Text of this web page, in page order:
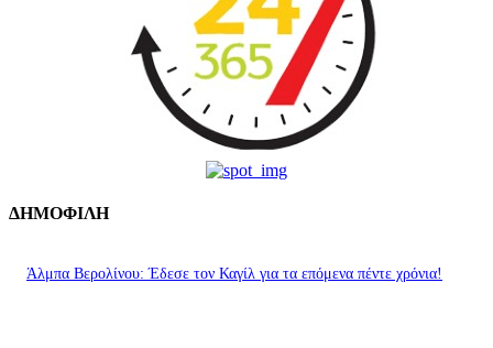
ΔΗΜΟΦΙΛΗ
Άλμπα Βερολίνου: Έδεσε τον Καγίλ για τα επόμενα πέντε χρόνια!